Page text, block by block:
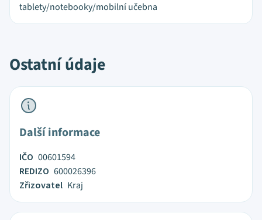
tablety/notebooky/mobilní učebna
Ostatní údaje
Další informace
IČO 00601594
REDIZO 600026396
Zřizovatel Kraj